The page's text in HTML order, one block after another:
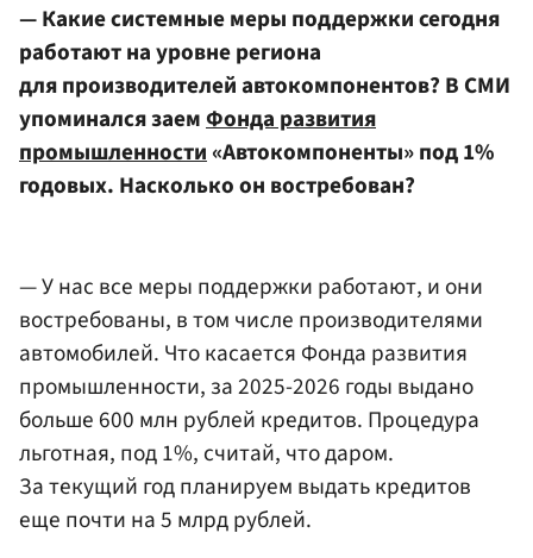
— Какие системные меры поддержки сегодня
работают на уровне региона
для производителей автокомпонентов? В СМИ
упоминался заемФонда развития
промышленности«Автокомпоненты» под 1%
годовых. Насколько он востребован?
— У нас все меры поддержки работают, и они
востребованы, в том числе производителями
автомобилей. Что касается Фонда развития
промышленности, за 2025-2026 годы выдано
больше 600 млн рублей кредитов. Процедура
льготная, под 1%, считай, что даром.
За текущий год планируем выдать кредитов
еще почти на 5 млрд рублей.